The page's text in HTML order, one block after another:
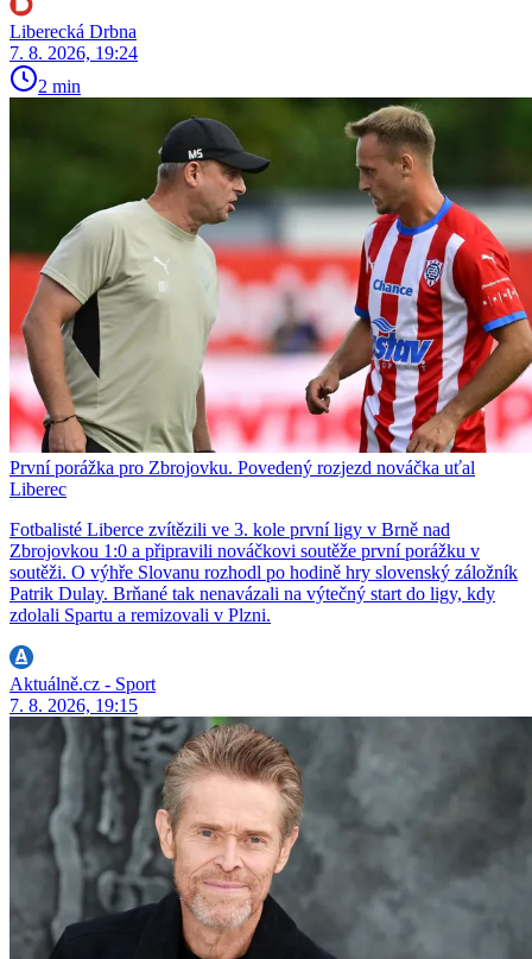
Liberecká Drbna
7. 8. 2026, 19:24
2 min
První porážka pro Zbrojovku. Povedený rozjezd nováčka uťal
Liberec
Fotbalisté Liberce zvítězili ve 3. kole první ligy v Brně nad
Zbrojovkou 1:0 a připravili nováčkovi soutěže první porážku v
soutěži. O výhře Slovanu rozhodl po hodině hry slovenský záložník
Patrik Dulay. Brňané tak nenavázali na výtečný start do ligy, kdy
zdolali Spartu a remizovali v Plzni.
Aktuálně.cz - Sport
7. 8. 2026, 19:15